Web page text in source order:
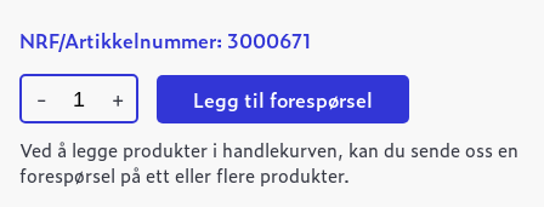
NRF/Artikkelnummer: 3000671
-
Ulefos
Filcoten
SELF
100
+ Legg til forespørsel
Ved å legge produkter i handlekurven, kan du sende oss en
forespørsel på ett eller flere produkter.